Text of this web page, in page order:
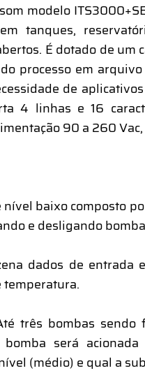
modelo
tanques,
É dotado de
processo em
de
4 linhas e 16
90 a 260
baixo composto
e desligando
dados de
temperatura.
três bombas
bomba será
(médio) e qual a